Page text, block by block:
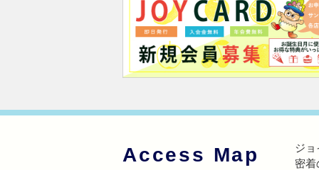
Access Map
ジ
密